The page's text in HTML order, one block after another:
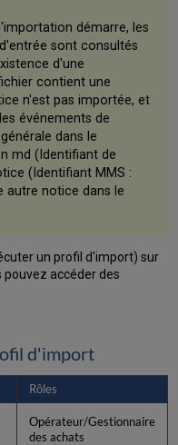
démarre, les
sont consultés
d'une
contient une
n'est pas importée, et
événements de
dans le
md (Identifiant de
(Identifiant MMS :
autre notice dans le
un profil d'import) sur
pouvez accéder des
d'import
Rôles
Opérateur/Gestionnaire
des achats